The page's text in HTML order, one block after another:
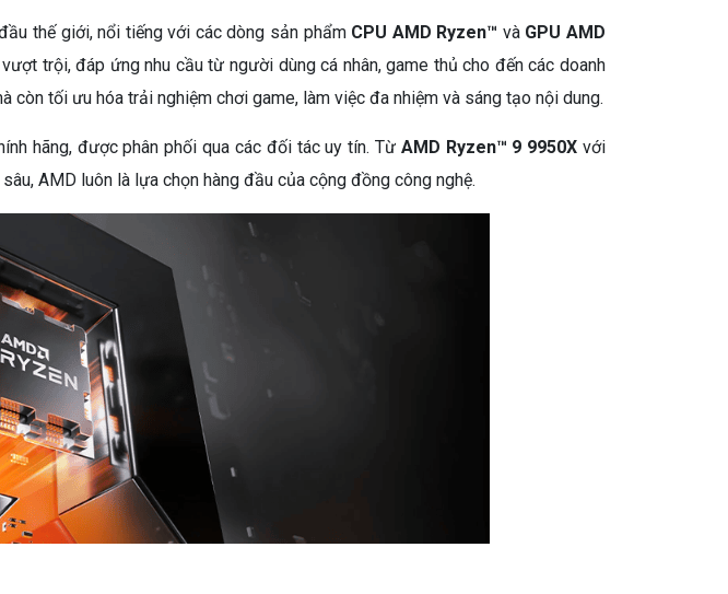
thế giới, nổi tiếng với các dòng sản phẩm CPU AMD Ryzen™ và GPU AMD
trội, đáp ứng nhu cầu từ người dùng cá nhân, game thủ cho đến các doanh
tối ưu hóa trải nghiệm chơi game, làm việc đa nhiệm và sáng tạo nội dung.
hãng, được phân phối qua các đối tác uy tín. Từ AMD Ryzen™ 9 9950X với
AMD luôn là lựa chọn hàng đầu của cộng đồng công nghệ.